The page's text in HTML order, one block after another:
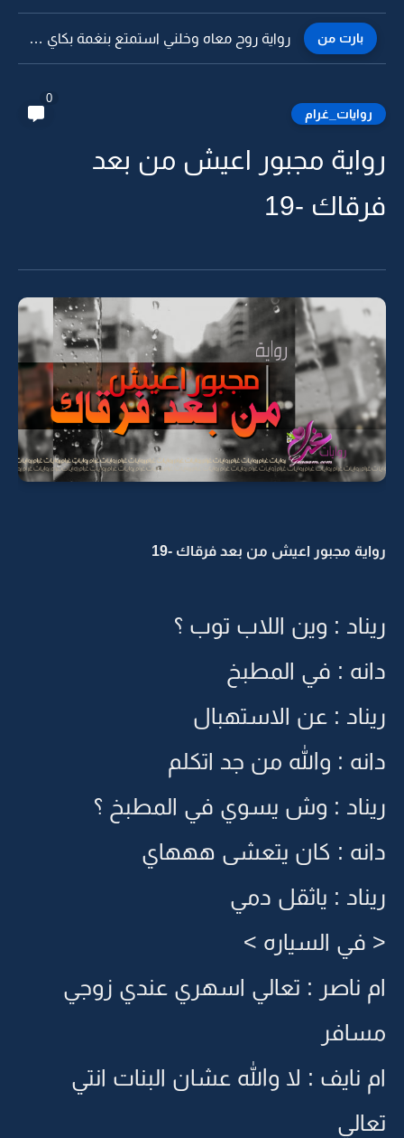
بارت من رواية روح معاه وخلني استمتع بنغمة بكاي -70
روايات_غرام
0
رواية مجبور اعيش من بعد
فرقاك -19
رواية مجبور اعيش من بعد فرقاك -19
ريناد : وين اللاب توب ؟
دانه : في المطبخ
ريناد : عن الاستهبال
دانه : والله من جد اتكلم
ريناد : وش يسوي في المطبخ ؟
دانه : كان يتعشى هههاي
ريناد : ياثقل دمي
< في السياره >
ام ناصر : تعالي اسهري عندي زوجي
مسافر
ام نايف : لا والله عشان البنات انتي
تعالي